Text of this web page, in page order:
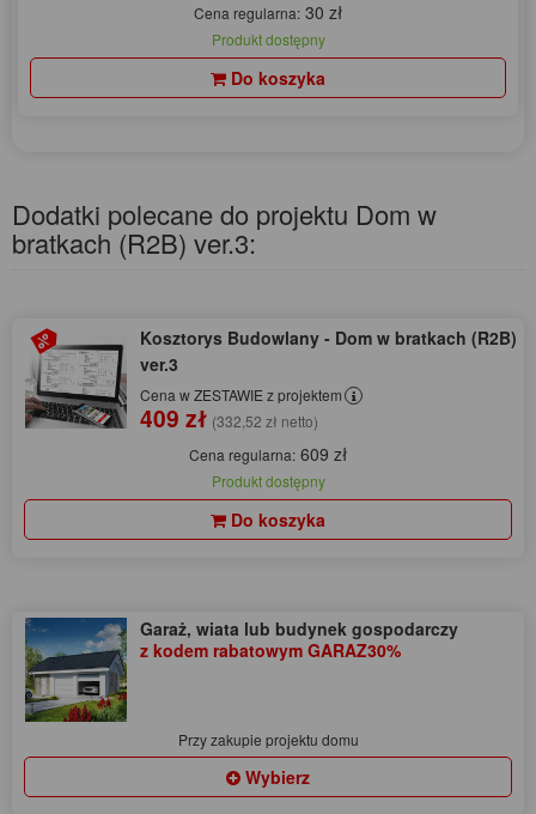
Cena regularna: 30 zł
Produkt dostępny
Do koszyka
Dodatki polecane do projektu Dom w
bratkach (R2B) ver.3:
Kosztorys Budowlany - Dom w bratkach (R2B)
ver.3
Cena w ZESTAWIE z projektem
409 zł (332,52 zł netto)
Cena regularna: 609 zł
Produkt dostępny
Do koszyka
Garaż, wiata lub budynek gospodarczy
z kodem rabatowym GARAZ30%
Przy zakupie projektu domu
Wybierz